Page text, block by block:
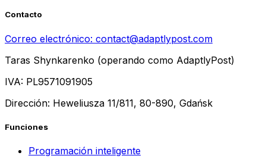
Contacto
Correo electrónico: contact@adaptlypost.com
Taras Shynkarenko (operando como AdaptlyPost)
IVA: PL9571091905
Dirección: Heweliusza 11/811, 80-890, Gdańsk
Funciones
Programación inteligente